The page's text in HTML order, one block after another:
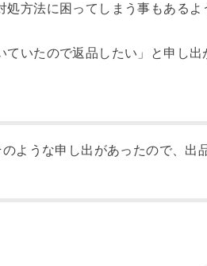
方法に困ってしまう事もあるよ
いたので返品したい」と申し出
ような申し出があったので、出